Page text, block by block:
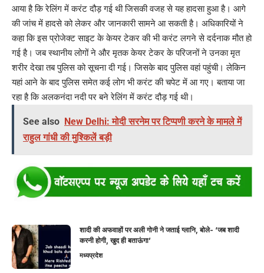
आया है कि रेलिंग में करंट दौड़ गई थी जिसकी वजह से यह हादसा हुआ है। आगे
की जांच में हादसे को लेकर और जानकारी सामने आ सकती है। अधिकारियों ने
कहा कि इस प्रोजेक्ट साइट के केयर टेकर की भी करंट लगने से दर्दनाक मौत हो
गई है। जब स्थानीय लोगों ने और मृतक केयर टेकर के परिजनों ने उनका मृत
शरीर देखा तब पुलिस को सूचना दी गई। जिसके बाद पुलिस वहां पहुंची। लेकिन
यहां आने के बाद पुलिस समेत कई लोग भी करंट की चपेट में आ गए। बताया जा
रहा है कि अलकनंदा नदी पर बने रेलिंग में करंट दौड़ गई थी।
See also New Delhi: मोदी सरनेम पर टिप्पणी करने के मामले में
राहुल गांधी की मुश्किलें बड़ी
शादी की अफवाहों पर अली गोनी ने जताई ग्लानि, बोले- ‘जब शादी
करनी होगी, खुद ही बताऊंगा’
मध्यप्रदेश